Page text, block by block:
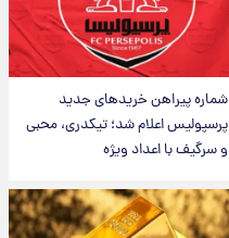
شماره پیراهن خریدهای جدید
پرسپولیس اعلام شد؛ تیکدری، محبی
و سرگیف با اعداد ویژه